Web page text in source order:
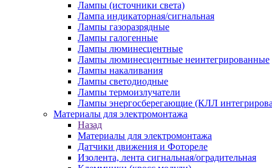
Лампы (источники света)
Лампа индикаторная/сигнальная
Лампы газоразрядные
Лампы галогенные
Лампы люминесцентные
Лампы люминесцентные неинтегрированные
Лампы накаливания
Лампы светодиодные
Лампы термоизлучатели
Лампы энергосберегающие (КЛЛ
Материалы для электромонтажа
Назад
Материалы для электромонтажа
Датчики движения и Фотореле
Изолента, лента сигнальная/оградительная